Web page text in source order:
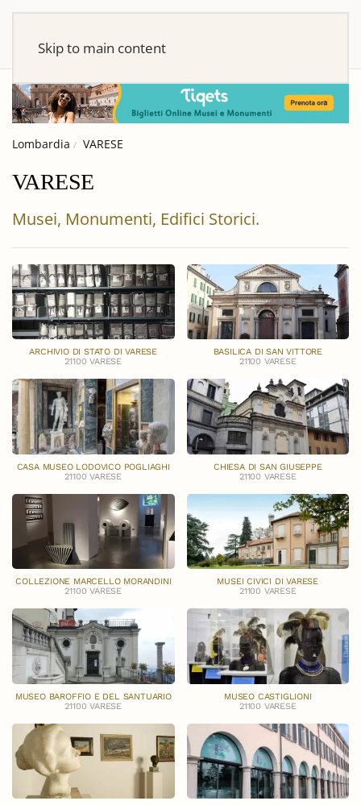
Skip to main content
Lombardia VARESE
VARESE
Musei, Monumenti, Edifici Storici.
ARCHIVIO DI STATO DI VARESE
21100 VARESE
BASILICA DI SAN VITTORE
21100 VARESE
CASA MUSEO LODOVICO POGLIAGHI
21100 VARESE
CHIESA DI SAN GIUSEPPE
21100 VARESE
COLLEZIONE MARCELLO MORANDINI
21100 VARESE
MUSEI CIVICI DI VARESE
21100 VARESE
MUSEO BAROFFIO E DEL SANTUARIO
21100 VARESE
MUSEO CASTIGLIONI
21100 VARESE